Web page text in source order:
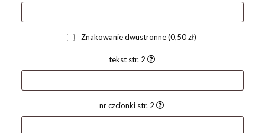
Znakowanie dwustronne(0,50 zł)
tekst str. 2
nr czcionki str. 2